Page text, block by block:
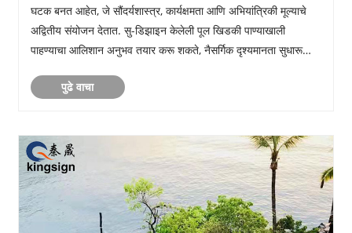
घटक बनत आहेत, जे सौंदर्यशास्त्र, कार्यक्षमता आणि अभियांत्रिकी मूल्याचे
अद्वितीय संयोजन देतात. सु-डिझाइन केलेली पूल खिडकी पाण्याखाली
पाहण्याचा आलिशान अनुभव तयार करू शकते, नैसर्गिक दृश्यमानता सुधारू
पुढे वाचा